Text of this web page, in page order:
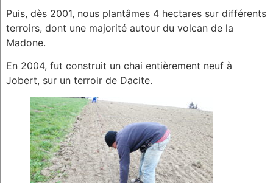
Puis, dès 2001, nous plantâmes 4 hectares sur différents
terroirs, dont une majorité autour du volcan de la
Madone.
En 2004, fut construit un chai entièrement neuf à
Jobert, sur un terroir de Dacite.